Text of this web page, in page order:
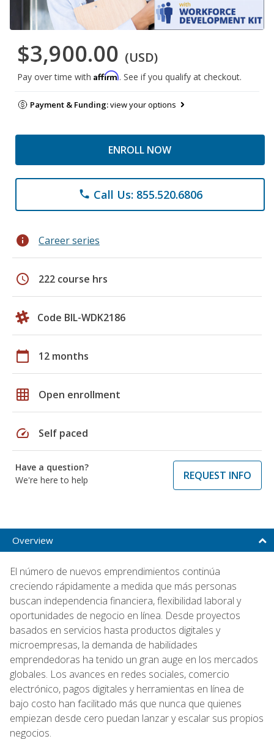
$3,900.00 (USD)
Pay over time with Affirm. See if you qualify at checkout.
Payment & Funding:view your options
ENROLL NOW
phone Call Us: 855.520.6806
info Career series
schedule 222 course hrs
Code BIL-WDK2186
calendar_today 12 months
grid_on Open enrollment
speed Self paced
Have a question?
We're here to help
REQUEST INFO
Overview
El número de nuevos emprendimientos continúa
creciendo rápidamente a medida que más personas
buscan independencia financiera, flexibilidad laboral y
oportunidades de negocio en línea. Desde proyectos
basados en servicios hasta productos digitales y
microempresas, la demanda de habilidades
emprendedoras ha tenido un gran auge en los mercados
globales. Los avances en redes sociales, comercio
electrónico, pagos digitales y herramientas en línea de
bajo costo han facilitado más que nunca que quienes
empiezan desde cero puedan lanzar y escalar sus propios
negocios.